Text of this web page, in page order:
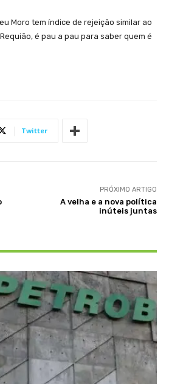
Moro tem índice de rejeição similar ao
é pau a pau para saber quem é
Twitter
PRÓXIMO ARTIGO
A velha e a nova política
inúteis juntas